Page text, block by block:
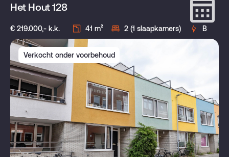
Het Hout 128
€ 219.000,- k.k. 41 m² 2 (1 slaapkamers) B
Verkocht onder voorbehoud